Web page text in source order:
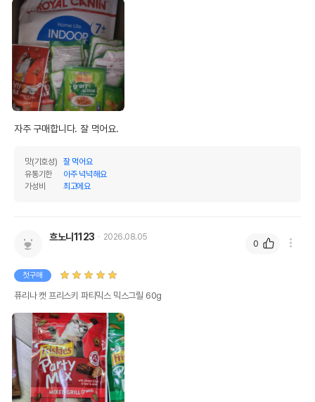
자주 구매합니다. 잘 먹어요.
맛(기호성)
잘 먹어요
유통기한
아주 넉넉해요
가성비
최고에요
흐노니1123 2026.08.05
첫구매
퓨리나 캣 프리스키 파티믹스 믹스그릴 60g
0